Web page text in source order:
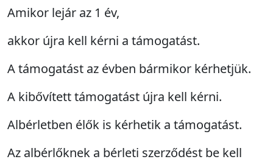
Amikor lejár az 1 év,
akkor újra kell kérni a támogatást.
A támogatást az évben bármikor kérhetjük.
A kibővített támogatást újra kell kérni.
Albérletben élők is kérhetik a támogatást.
Az albérlőknek a bérleti szerződést be kell